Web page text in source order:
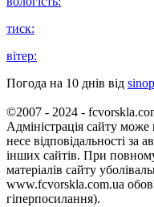
тиск:
вітер:
Погода на 10 днів від
©2007 - 2024 -
Адміністрація сайту
несе відповідальності за
інших сайтів. При
матеріалів сайту
www.fcvorskla.com.ua
гіперпосилання).